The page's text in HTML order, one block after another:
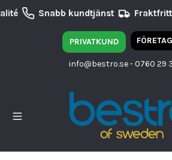
Snabb kundtjänst
PRIVATKUND
info@bestro.se- 0760 29